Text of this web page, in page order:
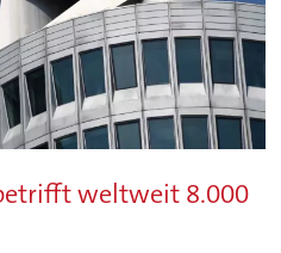
weltweit 8.000